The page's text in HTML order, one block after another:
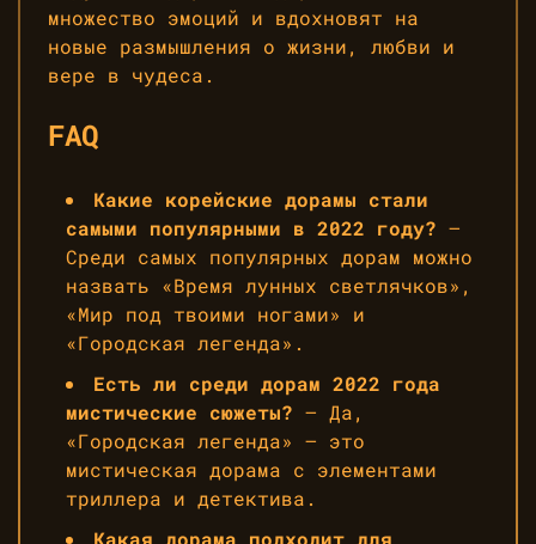
множество эмоций и вдохновят на
новые размышления о жизни, любви и
вере в чудеса.
FAQ
Какие корейские дорамы стали
самыми популярными в 2022 году? —
Среди самых популярных дорам можно
назвать «Время лунных светлячков»,
«Мир под твоими ногами» и
«Городская легенда».
Есть ли среди дорам 2022 года
мистические сюжеты? — Да,
«Городская легенда» — это
мистическая дорама с элементами
триллера и детектива.